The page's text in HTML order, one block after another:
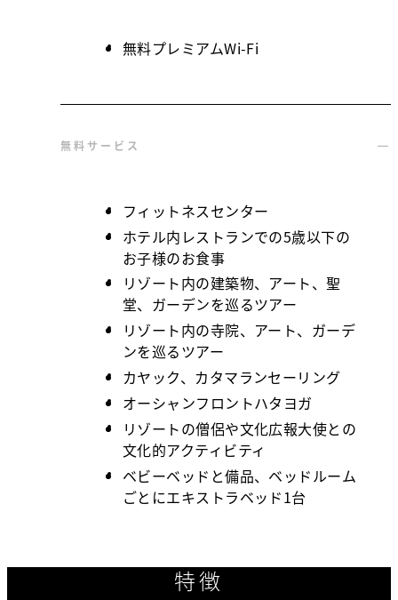
無料プレミアムWi-Fi
無料サービス
フィットネスセンター
ホテル内レストランでの5歳以下の
お子様のお食事
リゾート内の建築物、アート、聖
堂、ガーデンを巡るツアー
リゾート内の寺院、アート、ガーデ
ンを巡るツアー
カヤック、カタマランセーリング
オーシャンフロントハタヨガ
リゾートの僧侶や文化広報大使との
文化的アクティビティ
ベビーベッドと備品、ベッドルーム
ごとにエキストラベッド1台
特徴